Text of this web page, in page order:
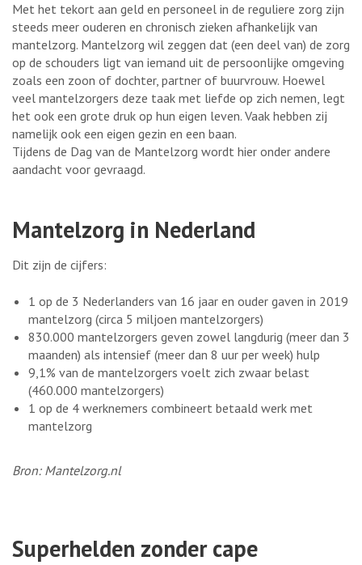
Met het tekort aan geld en personeel in de reguliere zorg zijn
steeds meer ouderen en chronisch zieken afhankelijk van
mantelzorg. Mantelzorg wil zeggen dat (een deel van) de zorg
op de schouders ligt van iemand uit de persoonlijke omgeving
zoals een zoon of dochter, partner of buurvrouw. Hoewel
veel mantelzorgers deze taak met liefde op zich nemen, legt
het ook een grote druk op hun eigen leven. Vaak hebben zij
namelijk ook een eigen gezin en een baan.
Tijdens de Dag van de Mantelzorg wordt hier onder andere
aandacht voor gevraagd.
Mantelzorg in Nederland
Dit zijn de cijfers:
1 op de 3 Nederlanders van 16 jaar en ouder gaven in 2019
mantelzorg (circa 5 miljoen mantelzorgers)
830.000 mantelzorgers geven zowel langdurig (meer dan 3
maanden) als intensief (meer dan 8 uur per week) hulp
9,1% van de mantelzorgers voelt zich zwaar belast
(460.000 mantelzorgers)
1 op de 4 werknemers combineert betaald werk met
mantelzorg
Bron: Mantelzorg.nl
Superhelden zonder cape